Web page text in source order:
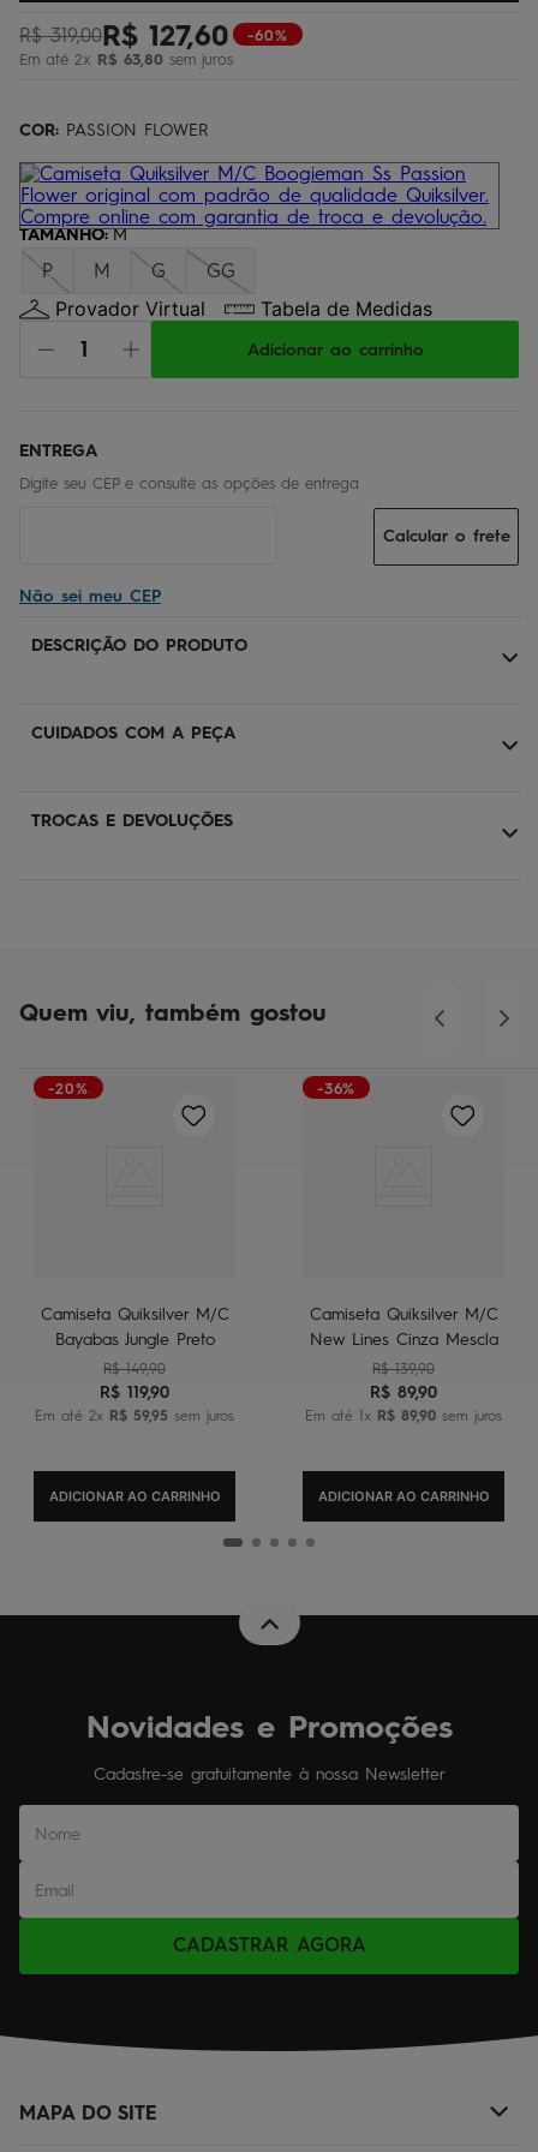
R$ 319,00R$ 127,60
Em até 2x R$ 63,80 sem juros
-60%
COR: PASSION FLOWER
TAMANHO: M
P M G GG
Provador Virtual Tabela de Medidas
Adicionar ao carrinho
Não sei meu CEP
Calcular o frete
DESCRIÇÃO DO PRODUTO
CUIDADOS COM A PEÇA
TROCAS E DEVOLUÇÕES
Quem viu, também gostou
-20%
Camiseta Quiksilver M/C
Bayabas Jungle Preto
R$ 149,90
R$ 119,90
Em até 2x R$ 59,95 sem juros
ADICIONAR AO CARRINHO
-36%
Camiseta Quiksilver M/C
New Lines Cinza Mescla
R$ 139,90
R$ 89,90
Em até 1x R$ 89,90 sem juros
ADICIONAR AO CARRINHO
Novidades e Promoções
Cadastre-se gratuitamente à nossa Newsletter
CADASTRAR AGORA
MAPA DO SITE
5º óculos
6º jaqueta
9º chinelo
10º calça